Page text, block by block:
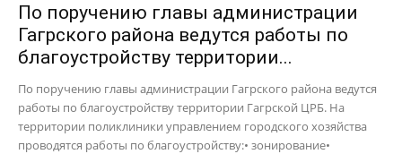
По поручению главы администрации
Гагрского района ведутся работы по
благоустройству территории...
По поручению главы администрации Гагрского района ведутся
работы по благоустройству территории Гагрской ЦРБ. На
территории поликлиники управлением городского хозяйства
проводятся работы по благоустройству:• зонирование•